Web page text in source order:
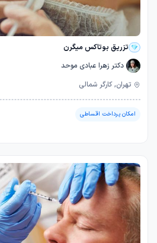
تزریق بوتاکس میگرن
دکتر زهرا عبادی موحد
تهران, کارگر شمالی
امکان پرداخت اقساطی